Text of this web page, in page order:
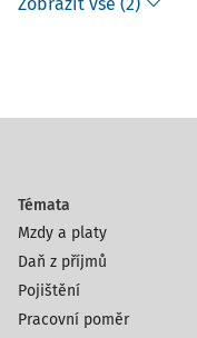
Témata
Mzdy a platy
Daň z příjmů
Pojištění
Pracovní poměr